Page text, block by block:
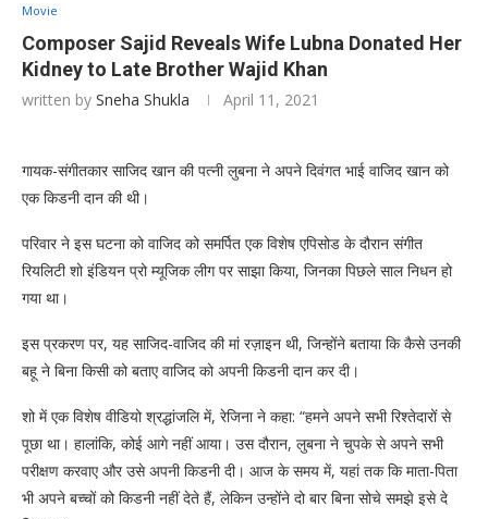
Movie
Composer Sajid Reveals Wife Lubna Donated Her
Kidney to Late Brother Wajid Khan
written by Sneha Shukla April 11, 2021
गायक-संगीतकार साजिद खान की पत्नी लुबना ने अपने दिवंगत भाई वाजिद खान को
एक किडनी दान की थी।
परिवार ने इस घटना को वाजिद को समर्पित एक विशेष एपिसोड के दौरान संगीत
रियलिटी शो इंडियन प्रो म्यूजिक लीग पर साझा किया, जिनका पिछले साल निधन हो
गया था।
इस प्रकरण पर, यह साजिद-वाजिद की मां रज़ाइन थी, जिन्होंने बताया कि कैसे उनकी
बहू ने बिना किसी को बताए वाजिद को अपनी किडनी दान कर दी।
शो में एक विशेष वीडियो श्रद्धांजलि में, रेजिना ने कहा: “हमने अपने सभी रिश्तेदारों से
पूछा था। हालांकि, कोई आगे नहीं आया। उस दौरान, लुबना ने चुपके से अपने सभी
परीक्षण करवाए और उसे अपनी किडनी दी। आज के समय में, यहां तक ​​कि माता-पिता
भी अपने बच्चों को किडनी नहीं देते हैं, लेकिन उन्होंने दो बार बिना सोचे समझे इसे दे